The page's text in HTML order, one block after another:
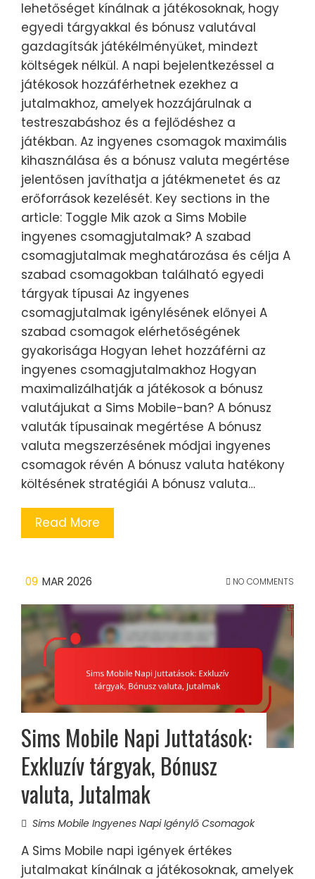
lehetőséget kínálnak a játékosoknak, hogy
egyedi tárgyakkal és bónusz valutával
gazdagítsák játékélményüket, mindezt
költségek nélkül. A napi bejelentkezéssel a
játékosok hozzáférhetnek ezekhez a
jutalmakhoz, amelyek hozzájárulnak a
testreszabáshoz és a fejlődéshez a
játékban. Az ingyenes csomagok maximális
kihasználása és a bónusz valuta megértése
jelentősen javíthatja a játékmenetet és az
erőforrások kezelését. Key sections in the
article: Toggle Mik azok a Sims Mobile
ingyenes csomagjutalmak? A szabad
csomagjutalmak meghatározása és célja A
szabad csomagokban található egyedi
tárgyak típusai Az ingyenes
csomagjutalmak igénylésének előnyei A
szabad csomagok elérhetőségének
gyakorisága Hogyan lehet hozzáférni az
ingyenes csomagjutalmakhoz Hogyan
maximalizálhatják a játékosok a bónusz
valutájukat a Sims Mobile-ban? A bónusz
valuták típusainak megértése A bónusz
valuta megszerzésének módjai ingyenes
csomagok révén A bónusz valuta hatékony
költésének stratégiái A bónusz valuta…
Read More
09 MAR 2026 NO COMMENTS
Sims Mobile Napi Juttatások:
Exkluzív tárgyak, Bónusz
valuta, Jutalmak
Sims Mobile Ingyenes Napi Igénylő Csomagok
A Sims Mobile napi igények értékes
jutalmakat kínálnak a játékosoknak, amelyek